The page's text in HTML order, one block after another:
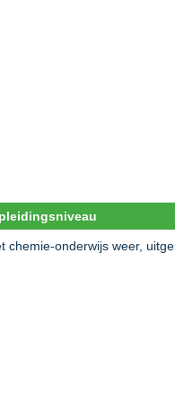
onderwijs weer,